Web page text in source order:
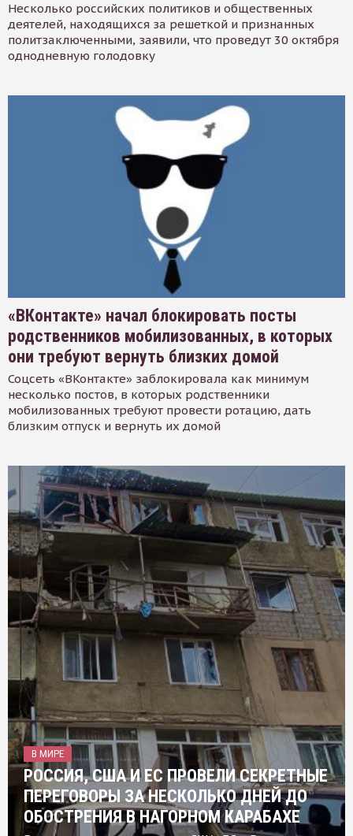
Несколько российских политиков и общественных
деятелей, находящихся за решеткой и признанных
политзаключенными, заявили, что проведут 30 октября
однодневную голодовку
«ВКонтакте» начал блокировать посты
родственников мобилизованных, в которых
они требуют вернуть близких домой
Соцсеть «ВКонтакте» заблокировала как минимум
несколько постов, в которых родственники
мобилизованных требуют провести ротацию, дать
близким отпуск и вернуть их домой
В МИРЕ
РОССИЯ, США И ЕС ПРОВЕЛИ СЕКРЕТНЫЕ
ПЕРЕГОВОРЫ ЗА НЕСКОЛЬКО ДНЕЙ ДО
ОБОСТРЕНИЯ В НАГОРНОМ КАРАБАХЕ